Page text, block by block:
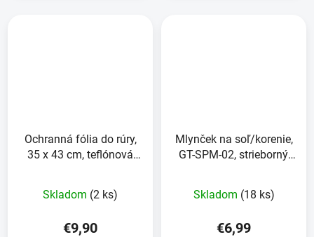
Ochranná fólia do rúry,
35 x 43 cm, teflónová
Skladom (2 ks)
€9,90
Mlynček na soľ/korenie,
GT-SPM-02, strieborný,
Skladom (18 ks)
€6,99